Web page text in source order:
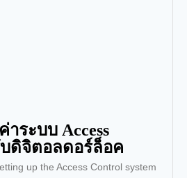
ระบบ Access
ดิจิตอลดอร์ล็อค
up the Access Control system